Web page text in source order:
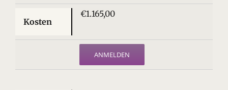
€1.165,00
ANMELDEN